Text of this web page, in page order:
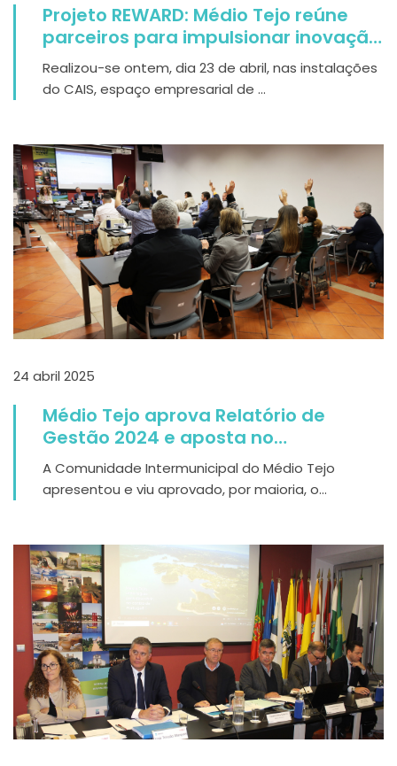
Projeto REWARD: Médio Tejo reúne
parceiros para impulsionar inovação
e empreendedorismo regional
Realizou-se ontem, dia 23 de abril, nas instalações
do CAIS, espaço empresarial de ...
24 abril 2025
Médio Tejo aprova Relatório de
Gestão 2024 e aposta no
desenvolvimento integrado da
região
A Comunidade Intermunicipal do Médio Tejo
apresentou e viu aprovado, por maioria, o...